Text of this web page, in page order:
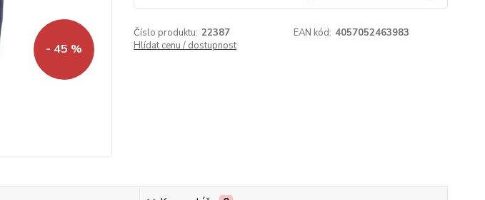
- 45 %
Číslo produktu: 22387 EAN kód: 4057052463983
Hlídat cenu / dostupnost